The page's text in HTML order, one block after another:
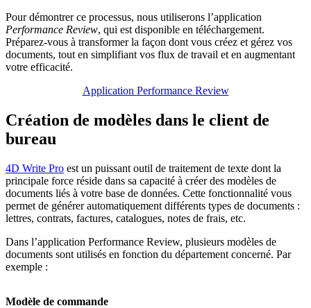
Pour démontrer ce processus, nous utiliserons l’application
Performance Review, qui est disponible en téléchargement.
Préparez-vous à transformer la façon dont vous créez et gérez vos
documents, tout en simplifiant vos flux de travail et en augmentant
votre efficacité.
Application Performance Review
Création de modèles dans le client de
bureau
4D Write Pro est un puissant outil de traitement de texte dont la
principale force réside dans sa capacité à créer des modèles de
documents liés à votre base de données. Cette fonctionnalité vous
permet de générer automatiquement différents types de documents :
lettres, contrats, factures, catalogues, notes de frais, etc.
Dans l’application Performance Review, plusieurs modèles de
documents sont utilisés en fonction du département concerné. Par
exemple :
Modèle de commande